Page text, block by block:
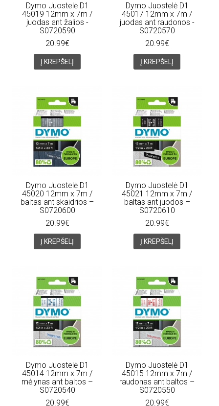
Dymo Juostelė D1
45019 12mm x 7m /
juodas ant žalios -
S0720590
20.99€
Į KREPŠELĮ
Dymo Juostelė D1
45017 12mm x 7m /
juodas ant raudonos -
S0720570
20.99€
Į KREPŠELĮ
Dymo Juostelė D1
45020 12mm x 7m /
baltas ant skaidrios –
S0720600
20.99€
Į KREPŠELĮ
Dymo Juostelė D1
45021 12mm x 7m /
baltas ant juodos –
S0720610
20.99€
Į KREPŠELĮ
Dymo Juostelė D1
45014 12mm x 7m /
mėlynas ant baltos –
S0720540
20.99€
Dymo Juostelė D1
45015 12mm x 7m /
raudonas ant baltos –
S0720550
20.99€